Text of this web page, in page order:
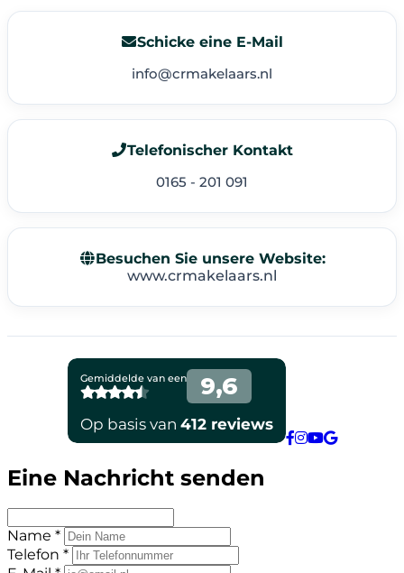
Schicke eine E-Mail
info@crmakelaars.nl
Telefonischer Kontakt
0165 - 201 091
Besuchen Sie unsere Website:
www.crmakelaars.nl
Eine Nachricht senden
Name *
Telefon *